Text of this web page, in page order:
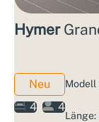
Hymer
Neu
4
4
Modell
Länge: